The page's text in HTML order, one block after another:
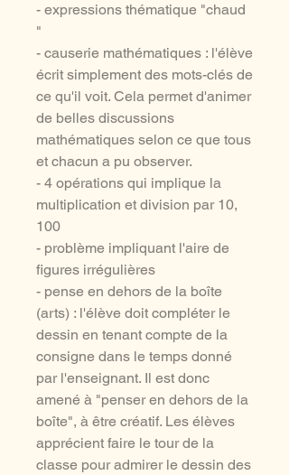
- expressions thématique "chaud
"
- causerie mathématiques : l'élève
écrit simplement des mots-clés de
ce qu'il voit. Cela permet d'animer
de belles discussions
mathématiques selon ce que tous
et chacun a pu observer.
- 4 opérations qui implique la
multiplication et division par 10,
100
- problème impliquant l'aire de
figures irrégulières
- pense en dehors de la boîte
(arts) : l'élève doit compléter le
dessin en tenant compte de la
consigne dans le temps donné
par l'enseignant. Il est donc
amené à "penser en dehors de la
boîte", à être créatif. Les élèves
apprécient faire le tour de la
classe pour admirer le dessin des